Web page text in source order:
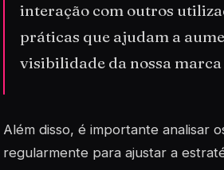
interação com outros
práticas que ajudam a
visibilidade da nossa marca
Além disso, é importante analisar
regularmente para ajustar a